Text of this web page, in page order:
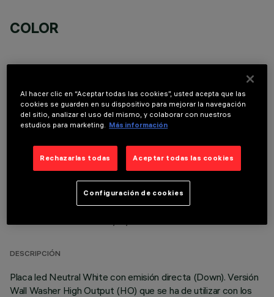
COLOR
COMPONENTES OPCIONALES
DATOS TÉCNICOS
ÚLTIMA ACTUALIZACIÓN: 06/08/2026
DESCRIPCIÓN
Placa led Neutral White con emisión directa (Down). Versión
Wall Washer High Output (HO) que se ha de utilizar con los
Al hacer clic en “Aceptar todas las cookies”, usted acepta que las
cookies se guarden en su dispositivo para mejorar la navegación
del sitio, analizar el uso del mismo, y colaborar con nuestros
estudios para marketing.
Más información
Rechazarlas todas Aceptar todas las cookies
Configuración de cookies